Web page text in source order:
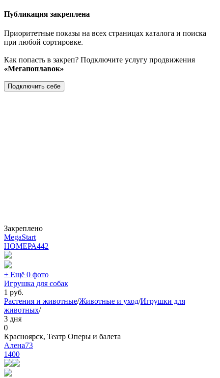
Публикация закреплена
Приоритетные показы на всех страницах каталога и поиска
при любой сортировке.
Как попасть в закреп? Подключите услугу продвижения
«Мегапоплавок»
Подключить себе
Закреплено
MegaStart
НОМЕРА442
+ Ещё 0 фото
Игрушка для собак
1 руб.
Растения и животные/Животные и уход/Игрушки для
животных/
3 дня
0
Красноярск, Театр Оперы и балета
Алена73
1400